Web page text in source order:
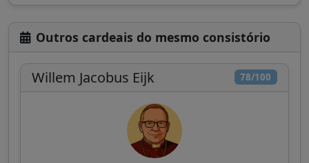
Outros cardeais do mesmo consistório
78/100
Willem Jacobus Eijk